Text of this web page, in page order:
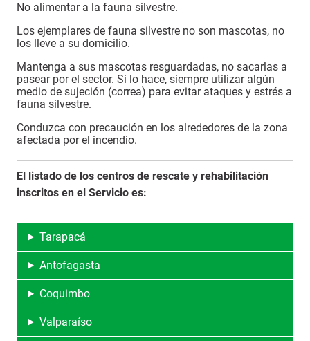
No alimentar a la fauna silvestre.
Los ejemplares de fauna silvestre no son mascotas, no
los lleve a su domicilio.
Mantenga a sus mascotas resguardadas, no sacarlas a
pasear por el sector. Si lo hace, siempre utilizar algún
medio de sujeción (correa) para evitar ataques y estrés a
fauna silvestre.
Conduzca con precaución en los alrededores de la zona
afectada por el incendio.
El listado de los centros de rescate y rehabilitación
inscritos en el Servicio es:
Tarapacá
Antofagasta
Coquimbo
Valparaíso